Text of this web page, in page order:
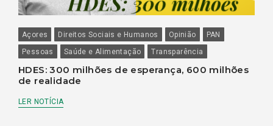
Açores Direitos Sociais e Humanos Opinião
PAN
Pessoas
Saúde e Alimentação Transparência
HDES: 300 milhões de esperança, 600 milhões
de realidade
LER NOTÍCIA